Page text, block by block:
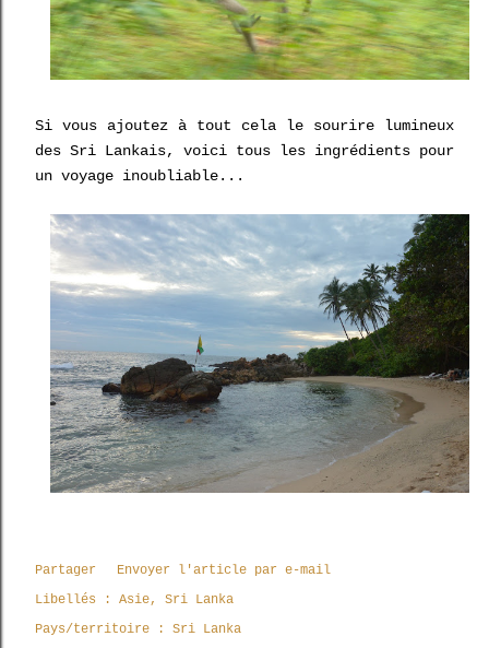
Si vous ajoutez à tout cela le sourire lumineux
des Sri Lankais, voici tous les ingrédients pour
un voyage inoubliable...
Partager
Envoyer l'article par e-mail
Libellés :
Asie
Sri Lanka
Pays/territoire : Sri Lanka